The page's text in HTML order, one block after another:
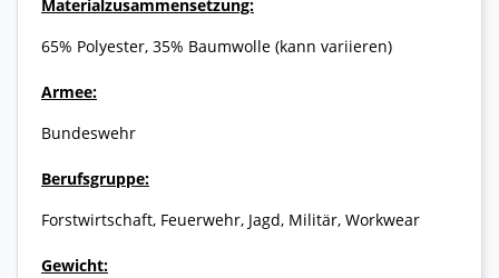
Materialzusammensetzung:
65% Polyester, 35% Baumwolle (kann variieren)
Armee:
Bundeswehr
Berufsgruppe:
Forstwirtschaft, Feuerwehr, Jagd, Militär, Workwear
Gewicht: